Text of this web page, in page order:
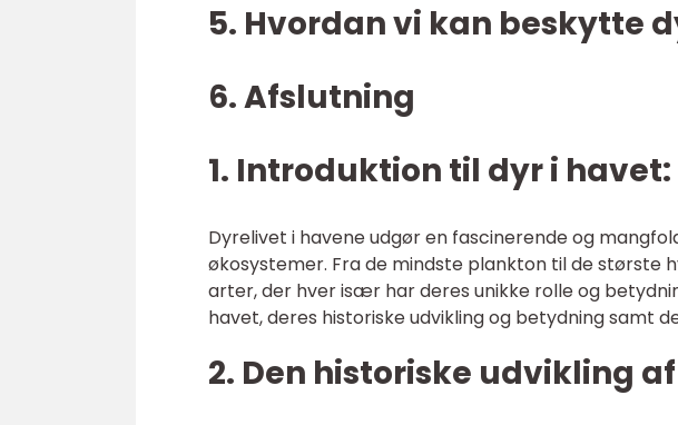
5. Hvordan vi kan beskytte
6. Afslutning
1. Introduktion til dyr i havet:
Dyrelivet i havene udgør en fascinerende og
økosystemer. Fra de mindste plankton til de største
arter, der hver især har deres unikke rolle og
havet, deres historiske udvikling og betydning samt
2. Den historiske udvikling